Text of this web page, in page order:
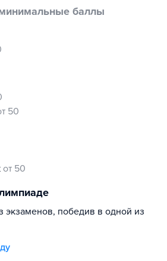
баллы
50
от 50
экзаменов, победив в одной из